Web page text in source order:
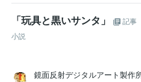
「玩具と黒いサンタ」
記事
小説
鏡面反射デジタルアート製作